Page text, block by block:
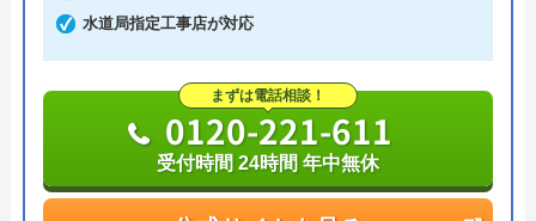
費用がかからないかなり信頼できる業者です。
実績も豊富で、スタッフの研修にも力を入れている
ため技術力はもちろん接客もよく、トイレや排水
管、給湯器や蛇口の修理交換まで水回りのことなら
何でも相談できます。
水道局指定工事店が対応
まずは電話相談！
0120-221-611
受付時間 24時間 年中無休